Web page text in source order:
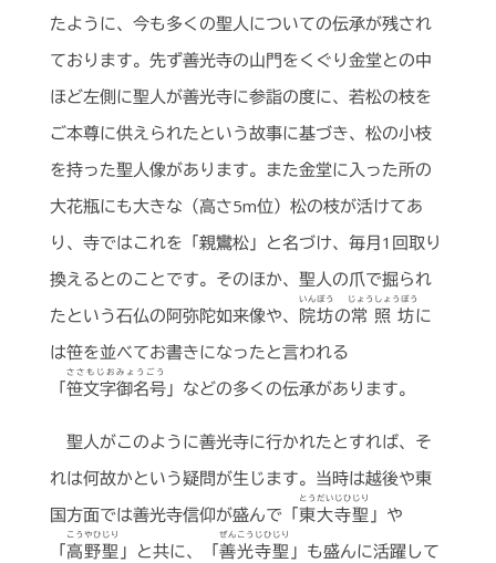
たように、今も多くの聖人についての伝承が残され
ております。先ず善光寺の山門をくぐり金堂との中
ほど左側に聖人が善光寺に参詣の度に、若松の枝を
ご本尊に供えられたという故事に基づき、松の小枝
を持った聖人像があります。また金堂に入った所の
大花瓶にも大きな（高さ5m位）松の枝が活けてあ
り、寺ではこれを「親鸞松」と名づけ、毎月1回取り
換えるとのことです。そのほか、聖人の爪で掘られ
たという石仏の阿弥陀如来像や、 院坊
いんぼう
の常照坊
じょうしょうぼう
に
は笹を並べてお書きになったと言われる
「笹文字御名号
ささもじおみょうごう
」などの多くの伝承があります。
聖人がこのように善光寺に行かれたとすれば、そ
れは何故かという疑問が生じます。当時は越後や東
国方面では善光寺信仰が盛んで「東大寺聖
とうだいじひじり
」や
「高野聖
こうやひじり
」と共に、「善光寺聖
ぜんこうじひじり
」も盛んに活躍して